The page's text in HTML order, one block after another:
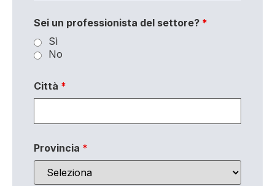
Sei un professionista del settore? *
Sì
No
Città *
Provincia *